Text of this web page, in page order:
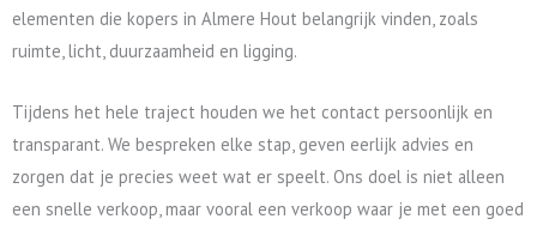
elementen die kopers in Almere Hout belangrijk vinden, zoals
ruimte, licht, duurzaamheid en ligging.
Tijdens het hele traject houden we het contact persoonlijk en
transparant. We bespreken elke stap, geven eerlijk advies en
zorgen dat je precies weet wat er speelt. Ons doel is niet alleen
een snelle verkoop, maar vooral een verkoop waar je met een goed